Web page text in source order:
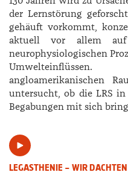
der Lernstörung
gehäuft vorkommt,
aktuell vor allem auf
neurophysiologischen
angloamerikanischen
untersucht, ob die LRS in
Begabungen mit sich
LEGASTHENIE – WIR